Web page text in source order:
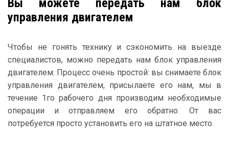
Вы можете передать нам блок
управления двигателем
Чтобы не гонять технику и сэкономить на выезде
специалистов, можно передать нам блок управления
двигателем. Процесс очень простой: вы снимаете блок
управления двигателем, присылаете его нам, мы в
течение 1го рабочего дня производим необходимые
операции и отправляем его обратно. От вас
потребуется просто установить его на штатное место.